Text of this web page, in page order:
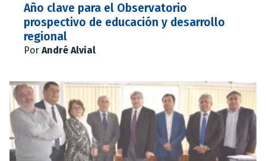
Año clave para el Observatorio
prospectivo de educación y desarrollo
regional
Por André Alvial